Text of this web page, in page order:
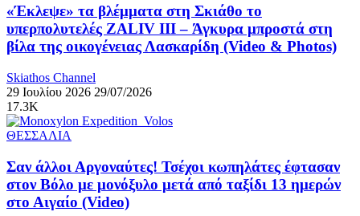
«Έκλεψε» τα βλέμματα στη Σκιάθο το
υπερπολυτελές ZALIV III – Άγκυρα μπροστά στη
βίλα της οικογένειας Λασκαρίδη (Video & Photos)
Skiathos Channel
29 Ιουλίου 2026 29/07/2026
17.3K
ΘΕΣΣΑΛΙΑ
Σαν άλλοι Αργοναύτες! Τσέχοι κωπηλάτες έφτασαν
στον Βόλο με μονόξυλο μετά από ταξίδι 13 ημερών
στο Αιγαίο (Video)